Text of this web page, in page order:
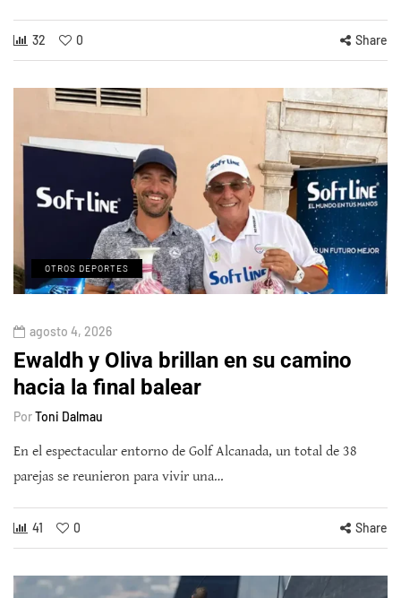
32 0 Share
OTROS DEPORTES
agosto 4, 2026
Ewaldh y Oliva brillan en su camino
hacia la final balear
PorToni Dalmau
En el espectacular entorno de Golf Alcanada, un total de 38
parejas se reunieron para vivir una…
41 0 Share